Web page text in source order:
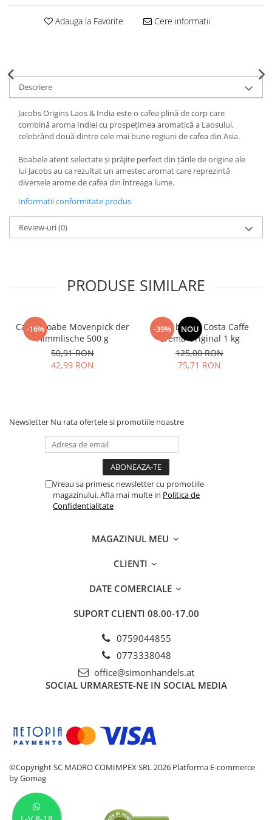
Adauga la Favorite Cere informatii
Descriere
Jacobs Origins Laos & India este o cafea plină de corp care
combină aroma Indiei cu prospețimea aromatică a Laosului,
celebrând două dintre cele mai bune regiuni de cafea din Asia.
Boabele atent selectate și prăjite perfect din țările de origine ale
lui Jacobs au ca rezultat un amestec aromat care reprezintă
diversele arome de cafea din întreaga lume.
Informatii conformitate produs
Review-uri(0)
PRODUSE SIMILARE
-16%
Cafea boabe Movenpick der
Himmlische 500 g
50,91 RON
42,99 RON
-39% NOU
Cafea boabe Costa Caffe
Crema Original 1 kg
125,00 RON
75,71 RON
Newsletter Nu rata ofertele si promotiile noastre
Vreau sa primesc newsletter cu promotiile
magazinului. Afla mai multe in Politica de
Confidentialitate
MAGAZINUL MEU
CLIENTI
DATE COMERCIALE
SUPORT CLIENTI 08.00-17.00
0759044855
0773338048
office@simonhandels.at
SOCIAL URMARESTE-NE IN SOCIAL MEDIA
©Copyright SC MADRO COMIMPEX SRL 2026 Platforma E-commerce
by Gomag